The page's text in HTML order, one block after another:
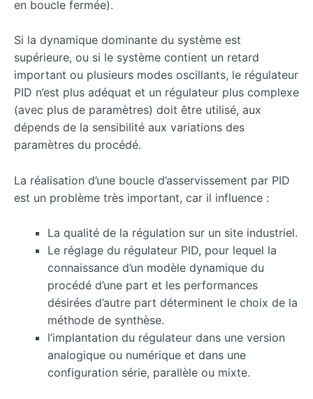
en boucle fermée).
Si la dynamique dominante du système est
supérieure, ou si le système contient un retard
important ou plusieurs modes oscillants, le régulateur
PID n’est plus adéquat et un régulateur plus complexe
(avec plus de paramètres) doit être utilisé, aux
dépends de la sensibilité aux variations des
paramètres du procédé.
La réalisation d’une boucle d’asservissement par PID
est un problème très important, car il influence :
La qualité de la régulation sur un site industriel.
Le réglage du régulateur PID, pour lequel la
connaissance d’un modèle dynamique du
procédé d’une part et les performances
désirées d’autre part déterminent le choix de la
méthode de synthèse.
l’implantation du régulateur dans une version
analogique ou numérique et dans une
configuration série, parallèle ou mixte.